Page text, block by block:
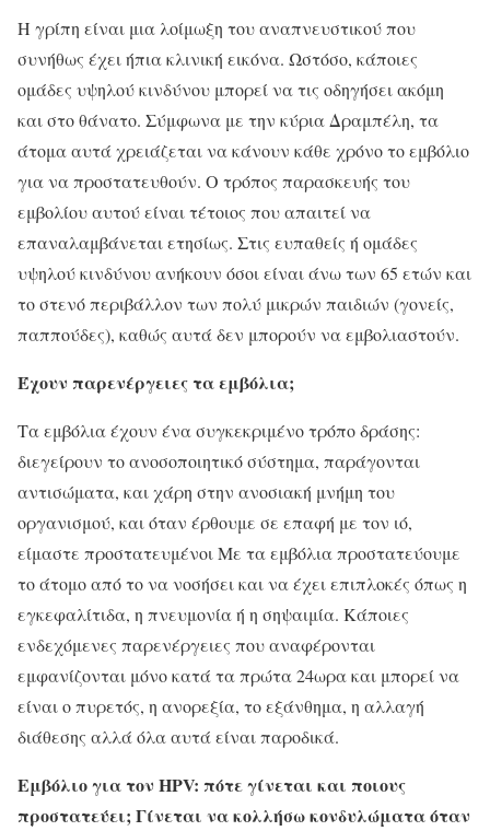
Η γρίπη είναι μια λοίμωξη του αναπνευστικού που
συνήθως έχει ήπια κλινική εικόνα. Ωστόσο, κάποιες
ομάδες υψηλού κινδύνου μπορεί να τις οδηγήσει ακόμη
και στο θάνατο. Σύμφωνα με την κύρια Δραμπέλη, τα
άτομα αυτά χρειάζεται να κάνουν κάθε χρόνο το εμβόλιο
για να προστατευθούν. Ο τρόπος παρασκευής του
εμβολίου αυτού είναι τέτοιος που απαιτεί να
επαναλαμβάνεται ετησίως. Στις ευπαθείς ή ομάδες
υψηλού κινδύνου ανήκουν όσοι είναι άνω των 65 ετών και
το στενό περιβάλλον των πολύ μικρών παιδιών (γονείς,
παππούδες), καθώς αυτά δεν μπορούν να εμβολιαστούν.
Έχουν παρενέργειες τα εμβόλια;
Τα εμβόλια έχουν ένα συγκεκριμένο τρόπο δράσης:
διεγείρουν το ανοσοποιητικό σύστημα, παράγονται
αντισώματα, και χάρη στην ανοσιακή μνήμη του
οργανισμού, και όταν έρθουμε σε επαφή με τον ιό,
είμαστε προστατευμένοι Με τα εμβόλια προστατεύουμε
το άτομο από το να νοσήσει και να έχει επιπλοκές όπως η
εγκεφαλίτιδα, η πνευμονία ή η σηψαιμία. Κάποιες
ενδεχόμενες παρενέργειες που αναφέρονται
εμφανίζονται μόνο κατά τα πρώτα 24ωρα και μπορεί να
είναι ο πυρετός, η ανορεξία, το εξάνθημα, η αλλαγή
διάθεσης αλλά όλα αυτά είναι παροδικά.
Εμβόλιο για τον HPV: πότε γίνεται και ποιους
προστατεύει; Γίνεται να κολλήσω κονδυλώματα όταν